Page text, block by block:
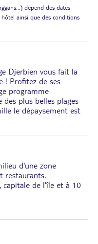
dépend des dates
ainsi que des conditions
Djerbien vous fait la
! Profitez de ses
programme
des plus belles plages
le dépaysement est
d'une zone
restaurants.
de l’île et à 10